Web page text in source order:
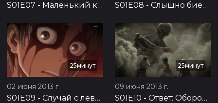
S01E07 - Маленький клинок: Оборона Троста, часть 3 S01E08 - Слышно биение сердца: Оборона Троста, часть 4
25минут
02 июня 2013 г.
S01E09 - Случай с левой рукой: Оборона Троста, часть 5
25минут
09 июня 2013 г.
S01E10 - Ответ: Оборона Троста, часть 6